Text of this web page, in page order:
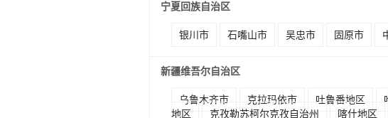
宁夏回族自治区
银川市 石嘴山市 吴忠市 固原市
新疆维吾尔自治区
乌鲁木齐市 克拉玛依市 吐鲁番地区
地区
克孜勒苏柯尔克孜自治州 喀什地区